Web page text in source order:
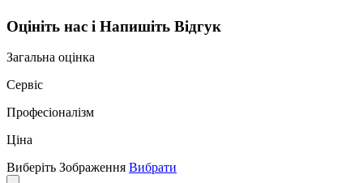
Оцініть нас і Напишіть Відгук
Загальна оцінка
Сервіс
Професіоналізм
Ціна
Виберіть Зображення Вибрати